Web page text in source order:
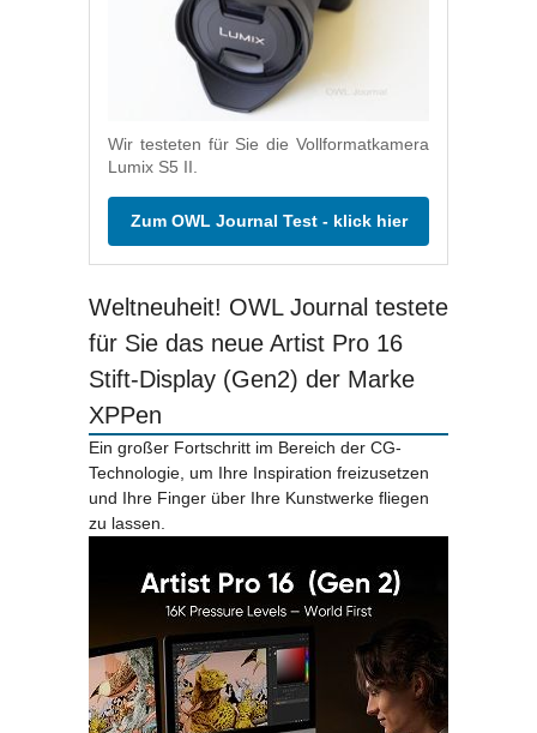
Wir testeten für Sie die Vollformatkamera
Lumix S5 II.
Zum OWL Journal Test - klick hier
Weltneuheit! OWL Journal testete
für Sie das neue Artist Pro 16
Stift-Display (Gen2) der Marke
XPPen
Ein großer Fortschritt im Bereich der CG-
Technologie, um Ihre Inspiration freizusetzen
und Ihre Finger über Ihre Kunstwerke fliegen
zu lassen.